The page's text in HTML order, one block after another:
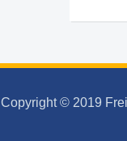
Copyright © 2019